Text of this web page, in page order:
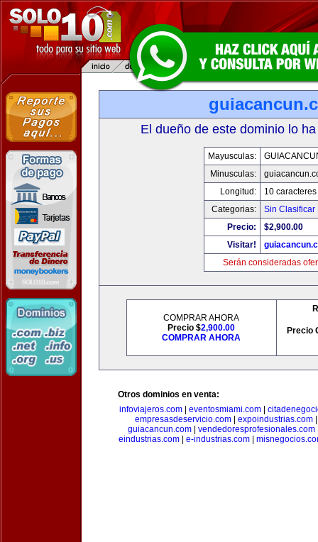
El dueño de este dominio lo
Mayusculas:
Minusculas:
Longitud:
10 caracteres
Categorias:
Sin Clasificar
Precio:
$2,900.00
Visitar!
Serán consideradas
COMPRAR AHORA
Precio $2,900.00
COMPRAR AHORA
Precio
Otros dominios en venta:
infoviajeros.com
eventosmiami.com
empresasdeservicio.com
expoindustrias.com
guiacancun.com| vendedoresprofesionales.com
eindustrias.com
e-industrias.com